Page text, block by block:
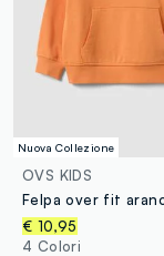
Nuova Collezione
OVS KIDS
€ 10,95
4 Colori